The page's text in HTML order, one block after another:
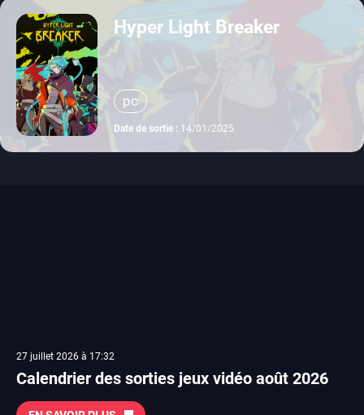
Hyper Light Breaker
pc
Date de sortie : 14/01/2025
27 juillet 2026 à 17:32
Calendrier des sorties jeux vidéo août 2026